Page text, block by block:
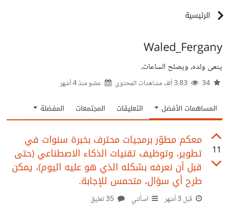
الرئيسية
Waled_Fergany
ينعى ولده، ويصلح الساعات.
عضو منذ4 أشهر
المساهمات الأفضل التعليقات المجتمعات المفضلة
11
معكم مطوّر برمجيات محترف بخبرة سنوات في
تطوير، وتوظيف تقنيات الذكاء الاصطناعي (حتى
قبل أن نعرفه بشكله الذي هو عليه اليوم)، يمكن
طرح أي سؤال، متحمس للإجابة.
قبل 3 أشهر اسألني